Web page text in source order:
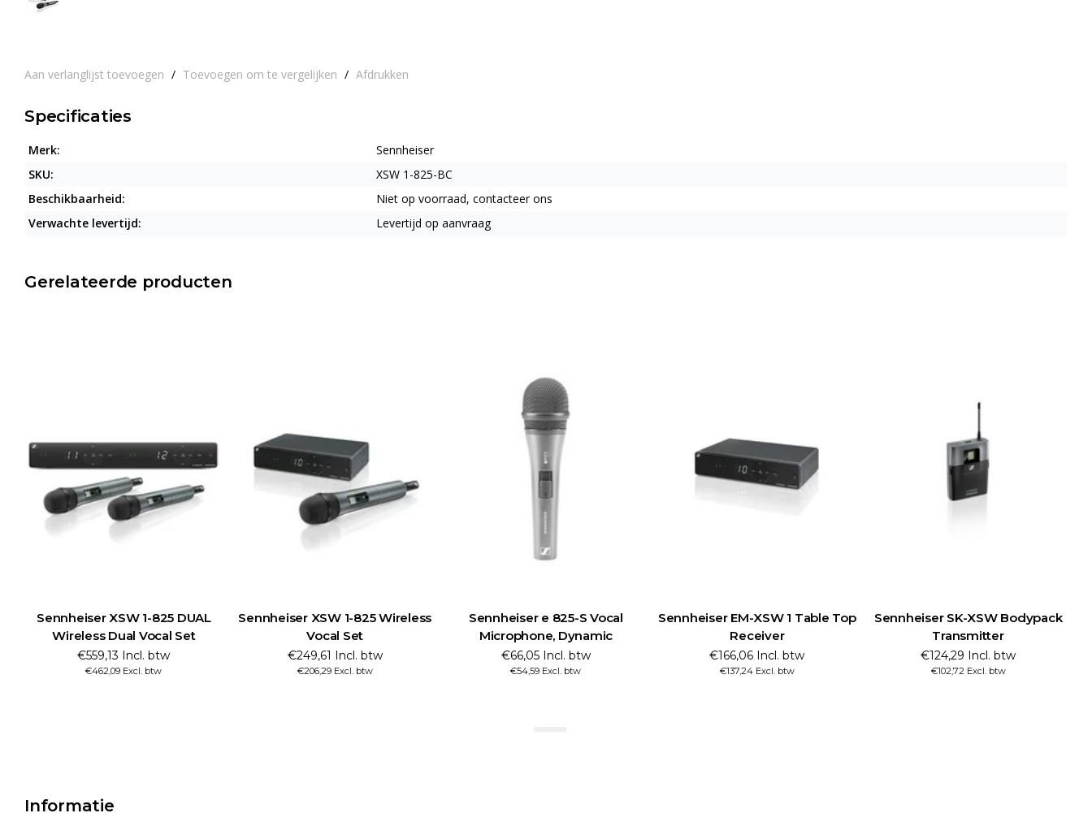
Aan verlanglijst toevoegen / Toevoegen om te vergelijken / Afdrukken
Specificaties
Merk:
Sennheiser
SKU:
XSW 1-825-BC
Beschikbaarheid:
Niet op voorraad, contacteer ons
Verwachte levertijd:
Levertijd op aanvraag
Gerelateerde producten
Sennheiser XSW 1-825 DUAL
Wireless Dual Vocal Set
€559,13 Incl. btw
€462,09 Excl. btw
Sennheiser XSW 1-825 Wireless
Vocal Set
€249,61 Incl. btw
€206,29 Excl. btw
Sennheiser e 825-S Vocal
Microphone, Dynamic
€66,05 Incl. btw
€54,59 Excl. btw
Sennheiser EM-XSW 1 Table Top
Receiver
€166,06 Incl. btw
€137,24 Excl. btw
Sennheiser SK-XSW Bodypack
Transmitter
€124,29 Incl. btw
€102,72 Excl. btw
Informatie